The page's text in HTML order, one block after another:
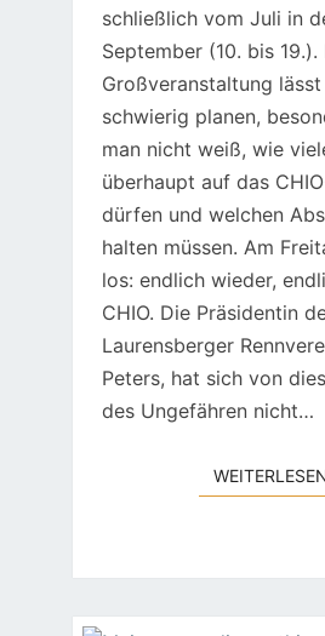
schließlich vom Juli in
September (10. bis 19.).
Großveranstaltung
schwierig planen,
man nicht weiß, wie
überhaupt auf das
dürfen und welchen
halten müssen. Am
los: endlich wieder,
CHIO. Die Präsidentin
Laurensberger
Peters, hat sich von
des Ungefähren nicht…